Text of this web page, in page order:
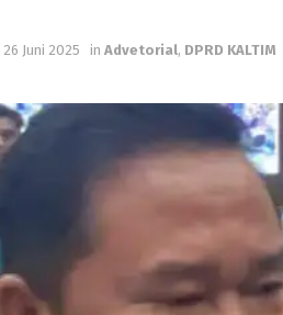
26 Juni 2025 in Advetorial, DPRD KALTIM